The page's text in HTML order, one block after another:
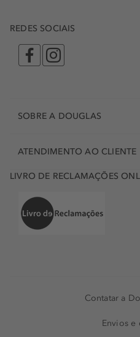
para retirar quaisquer
acabamento do produto
dependendo do seu
visual que faz toda a diferença!
REDES SOCIAIS
SOBRE A DOUGLAS
ATENDIMENTO AO CLIENTE
LIVRO DE RECLAMAÇÕES
Contatar a
Envios e